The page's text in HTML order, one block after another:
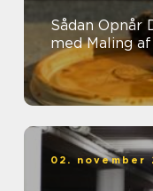
Sådan Opnår
med Maling
02. november